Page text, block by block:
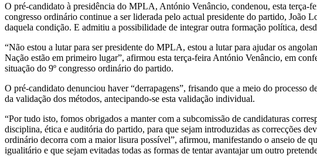
O pré-candidato à presidência do MPLA, António Venâncio, condenou, esta terça-
congresso ordinário continue a ser liderada pelo actual presidente do partido, João
daquela condição. E admitiu a possibilidade de integrar outra formação política,
“Não estou a lutar para ser presidente do MPLA, estou a lutar para ajudar os
Nação estão em primeiro lugar”, afirmou esta terça-feira António Venâncio, em
situação do 9º congresso ordinário do partido.
O pré-candidato denunciou haver “derrapagens”, frisando que a meio do processo
da validação dos métodos, antecipando-se esta validação individual.
“Por tudo isto, fomos obrigados a manter com a subcomissão de candidaturas
disciplina, ética e auditória do partido, para que sejam introduzidas as correcções
ordinário decorra com a maior lisura possível”, afirmou, manifestando o anseio de
igualitário e que sejam evitadas todas as formas de tentar avantajar um outro